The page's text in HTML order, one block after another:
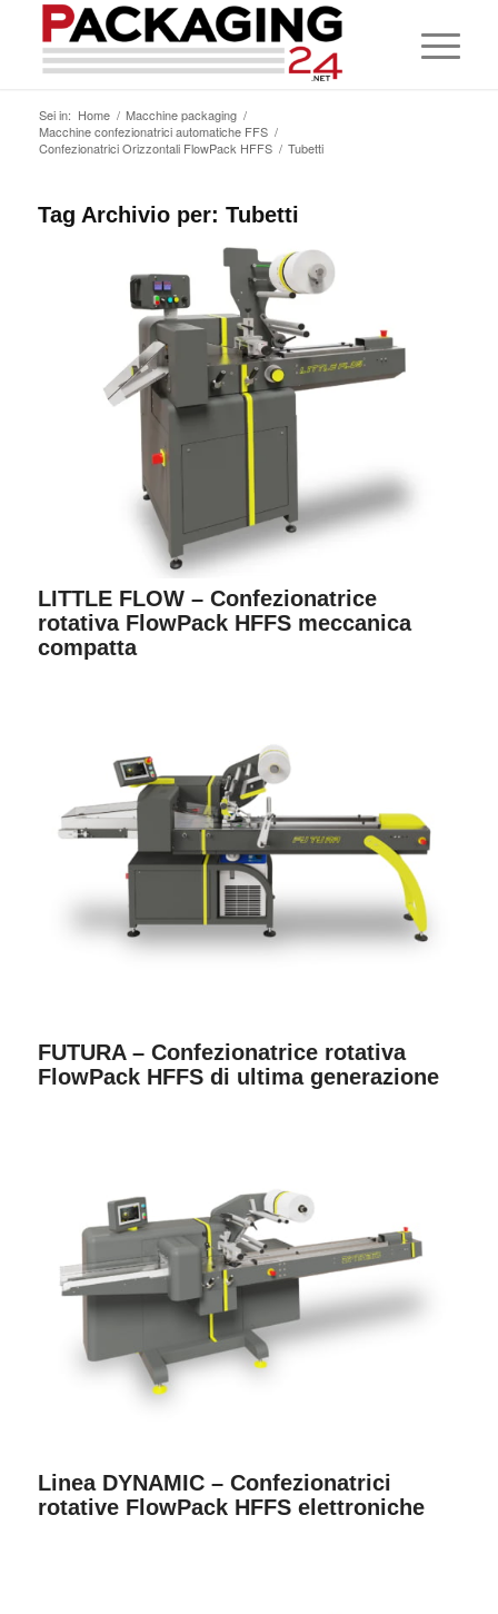
Sei in: Home / Macchine packaging /
Macchine confezionatrici automatiche FFS /
Confezionatrici Orizzontali FlowPack HFFS / Tubetti
Tag Archivio per: Tubetti
LITTLE FLOW – Confezionatrice
rotativa FlowPack HFFS meccanica
compatta
FUTURA – Confezionatrice rotativa
FlowPack HFFS di ultima generazione
Linea DYNAMIC – Confezionatrici
rotative FlowPack HFFS elettroniche